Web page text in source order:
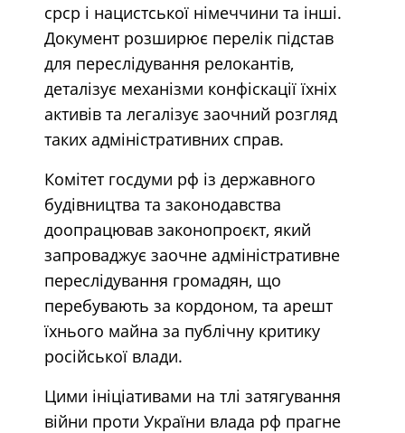
срср і нацистської німеччини та інші.
Документ розширює перелік підстав
для переслідування релокантів,
деталізує механізми конфіскації їхніх
активів та легалізує заочний розгляд
таких адміністративних справ.
Комітет госдуми рф із державного
будівництва та законодавства
доопрацював законопроєкт, який
запроваджує заочне адміністративне
переслідування громадян, що
перебувають за кордоном, та арешт
їхнього майна за публічну критику
російської влади.
Цими ініціативами на тлі затягування
війни проти України влада рф прагне